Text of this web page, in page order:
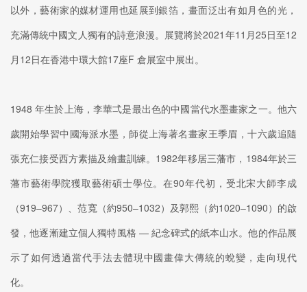
以外，藝術家的媒材運用也延展到銀箔，畫面泛出有如月色的光，
充滿傳統中國文人獨有的詩意浪漫。展覽將於2021年11月25日至12
月12日在香港中環大館17座F 倉展室中展出。
1948 年生於上海，李華弌是最出色的中國當代水墨畫家之一。他六
歲開始學習中國海派水墨，師從上海著名畫家王季眉，十六歲追隨
張充仁接受西方素描及繪畫訓練。1982年移居三藩市，1984年於三
藩市藝術學院獲取藝術碩士學位。在90年代初，受北宋大師李成
（919–967）、范寬（約950–1032）及郭熙（約1020–1090）的啟
發，他逐漸建立個人獨特風格 — 紀念碑式的紙本山水。他的作品展
示了如何透過當代手法去體現中國畫偉大傳統的蛻變，走向現代
化。